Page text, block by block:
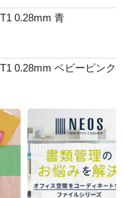
0.28mm 青
0.28mm ベビーピンク